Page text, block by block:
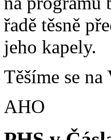
řadě těsně
jeho kapely.
Těšíme se na
AHO